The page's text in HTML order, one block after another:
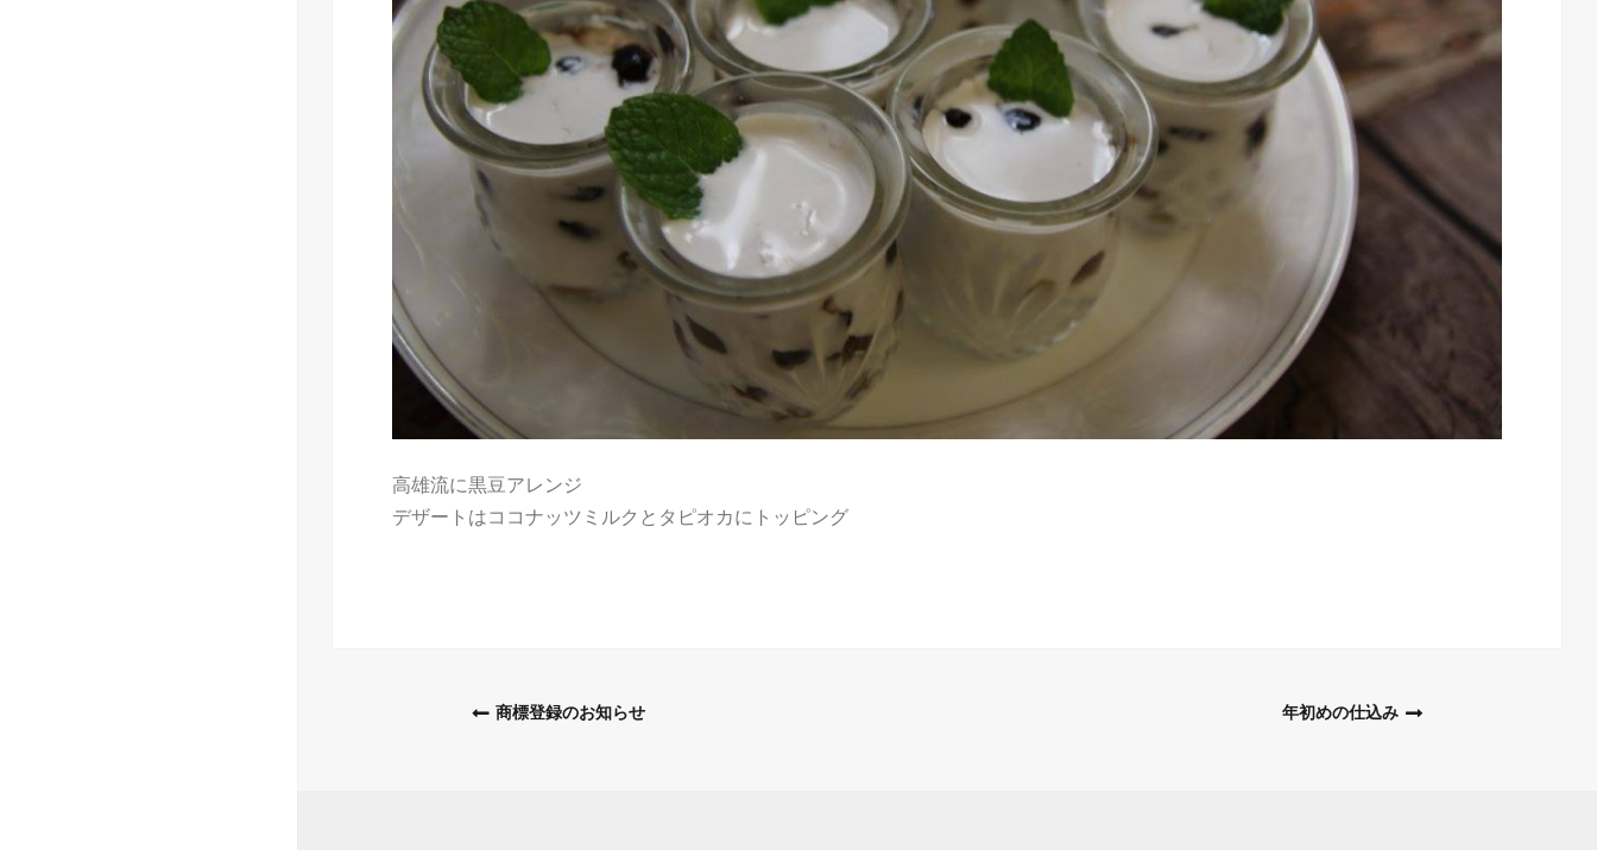
高雄流に黒豆アレンジ
デザートはココナッツミルクとタピオカにトッピング
商標登録のお知らせ 年初めの仕込み